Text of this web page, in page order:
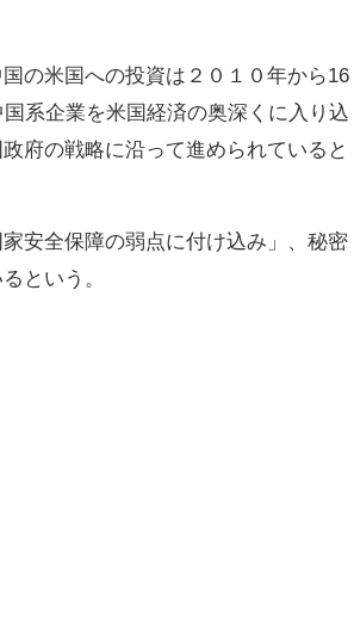
の米国への投資は２０１０年から16
系企業を米国経済の奥深くに入り込
府の戦略に沿って進められていると
安全保障の弱点に付け込み」、秘密
という。